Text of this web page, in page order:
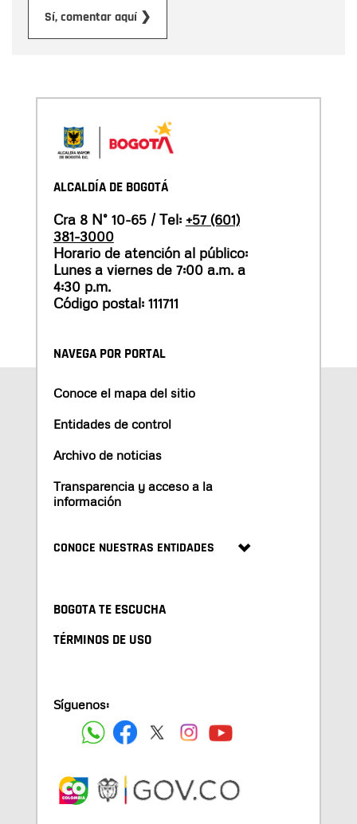
Sí, comentar aquí ❯
ALCALDÍA DE BOGOTÁ
Cra 8 N° 10-65 / Tel: +57 (601)
381-3000
Horario de atención al público:
Lunes a viernes de 7:00 a.m. a
4:30 p.m.
Código postal: 111711
NAVEGA POR PORTAL
Conoce el mapa del sitio
Entidades de control
Archivo de noticias
Transparencia y acceso a la
información
CONOCE NUESTRAS ENTIDADES
BOGOTA TE ESCUCHA
TÉRMINOS DE USO
Síguenos: